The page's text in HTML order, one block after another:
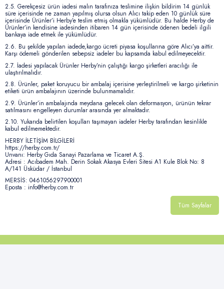
2.5. Gerekçesiz ürün iadesi malın tarafınıza teslimine ilişkin bildirim 14 günlük
süre içerisinde ne zaman yapılmış olursa olsun Alıcı takip eden 10 günlük süre
içerisinde Ürünler’i Herby’e teslim etmiş olmakla yükümlüdür. Bu halde Herby de
Ürünler’in kendisine iadesinden itibaren 14 gün içerisinde ödenen bedeli ilgili
bankaya iade etmek ile yükümlüdür.
2.6. Bu şekilde yapılan iadede,kargo ücreti piyasa koşullarına göre Alıcı’ya aittir.
Karşı ödemeli gönderilen sebepsiz iadeler bu kapsamda kabul edilmeyecektir.
2.7. İadesi yapılacak Ürünler Herby’nin çalıştığı kargo şirketleri aracılığı ile
ulaştırılmalıdır.
2.8. Ürünler, paket koruyucu bir ambalaj içerisine yerleştirilmeli ve kargo şirketinin
etiketi ürün ambalajının üzerinde bulunmamalıdır.
2.9. Ürünler’in ambalajında meydana gelecek olan deformasyon, ürünün tekrar
satılmasını engelleyen durumlar arasında yer almaktadır.
2.10. Yukarıda belirtilen koşulları taşımayan iadeler Herby tarafından kesinlikle
kabul edilmemektedir.
HERBY İLETİŞİM BİLGİLERİ
https://herby.com.tr/
Unvanı: Herby Gıda Sanayi Pazarlama ve Ticaret A.Ş.
Adresi : Acıbadem Mah. Derin Sokak Akasya Evleri Sitesi A1 Kule Blok No: 8
A/141 Üsküdar / İstanbul
MERSİS: 0461056297900001
Eposta : info@herby.com.tr
Tüm Sayfalar